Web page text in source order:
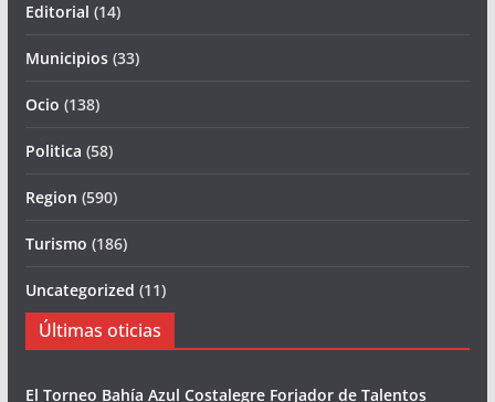
Editorial (14)
Municipios(33)
Ocio (138)
Politica (58)
Region (590)
Turismo (186)
Uncategorized (11)
Últimas oticias
El Torneo Bahía Azul Costalegre Forjador de Talentos